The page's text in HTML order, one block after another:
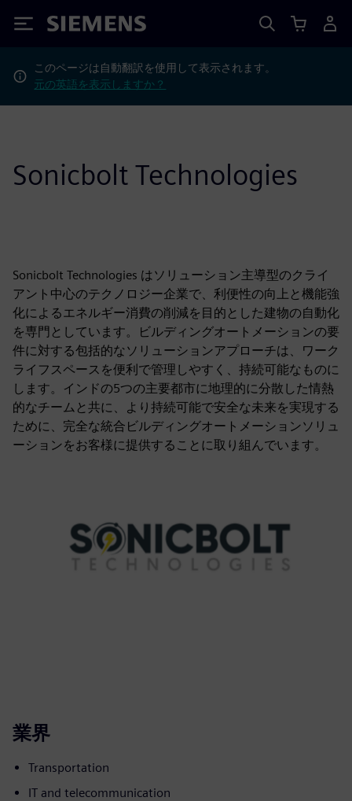
Siemens
このページは自動翻訳を使用して表示されます。
元の英語を表示しますか？
Sonicbolt Technologies
Sonicbolt Technologies はソリューション主導型のクライ
アント中心のテクノロジー企業で、利便性の向上と機能強
化によるエネルギー消費の削減を目的とした建物の自動化
を専門としています。ビルディングオートメーションの要
件に対する包括的なソリューションアプローチは、ワーク
ライフスペースを便利で管理しやすく、持続可能なものに
します。インドの5つの主要都市に地理的に分散した情熱
的なチームと共に、より持続可能で安全な未来を実現する
ために、完全な統合ビルディングオートメーションソリュ
ーションをお客様に提供することに取り組んでいます。
業界
Transportation
IT and telecommunication